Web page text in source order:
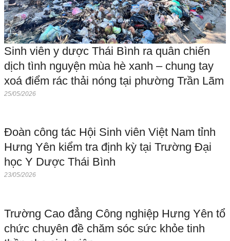
Sinh viên y dược Thái Bình ra quân chiến
dịch tình nguyện mùa hè xanh – chung tay
xoá điểm rác thải nóng tại phường Trần Lãm
25/05/2026
Đoàn công tác Hội Sinh viên Việt Nam tỉnh
Hưng Yên kiểm tra định kỳ tại Trường Đại
học Y Dược Thái Bình
23/05/2026
Trường Cao đẳng Công nghiệp Hưng Yên tổ
chức chuyên đề chăm sóc sức khỏe tinh